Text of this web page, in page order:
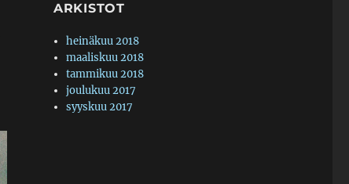
ARKISTOT
heinäkuu 2018
maaliskuu 2018
tammikuu 2018
joulukuu 2017
syyskuu 2017